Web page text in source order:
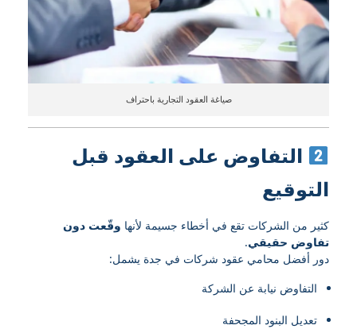
صياغة العقود التجارية باحتراف
التفاوض على العقود قبل
التوقيع
كثير من الشركات تقع في أخطاء جسيمة لأنها وقّعت دون
تفاوض حقيقي.
دور أفضل محامي عقود شركات في جدة يشمل:
التفاوض نيابة عن الشركة
تعديل البنود المجحفة